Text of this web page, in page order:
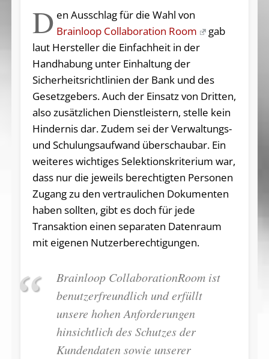
D en Ausschlag für die Wahl von
Brainloop Collaboration Room
gab
laut Hersteller die Einfachheit in der
Handhabung unter Einhaltung der
Sicherheitsrichtlinien der Bank und des
Gesetzgebers. Auch der Einsatz von Dritten,
also zusätzlichen Dienstleistern, stelle kein
Hindernis dar. Zudem sei der Verwaltungs-
und Schulungsaufwand überschaubar. Ein
weiteres wichtiges Selektionskriterium war,
dass nur die jeweils berechtigten Personen
Zugang zu den vertraulichen Dokumenten
haben sollten, gibt es doch für jede
Transaktion einen separaten Datenraum
mit eigenen Nutzerberechtigungen.
Brainloop CollaborationRoom ist
benutzerfreundlich und erfüllt
unsere hohen Anforderungen
hinsichtlich des Schutzes der
Kundendaten sowie unserer